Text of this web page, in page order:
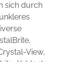
sich durch
View,